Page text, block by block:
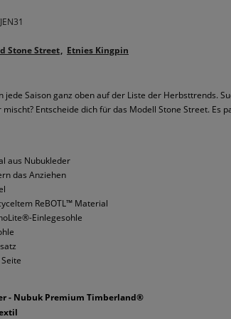
Stone Street
Etnies Kingpin
jede Saison ganz oben auf der Liste der Herbsttrends.
Entscheide dich für das Modell Stone Street. Es
aus Nubukleder
das Anziehen
ReBOTL™ Material
Einlegesohle
- Nubuk Premium Timberland®